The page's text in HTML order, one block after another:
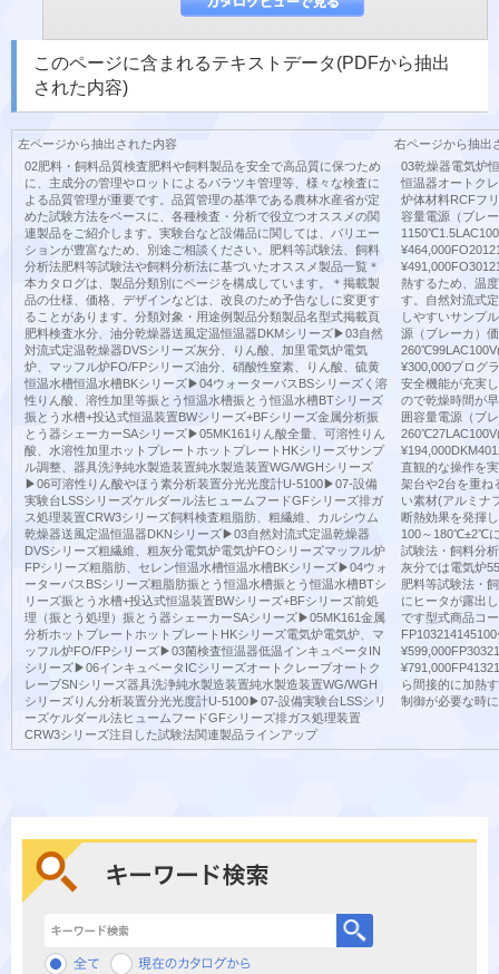
このページに含まれるテキストデータ(PDFから抽出
された内容)
左ページから抽出された内容
02肥料・飼料品質検査肥料や飼料製品を安全で高品質に保つため
に、主成分の管理やロットによるバラツキ管理等、様々な検査に
よる品質管理が重要です。品質管理の基準である農林水産省が定
めた試験方法をベースに、各種検査・分析で役立つオススメの関
連製品をご紹介します。実験台など設備品に関しては、バリエー
ションが豊富なため、別途ご相談ください。肥料等試験法、飼料
分析法肥料等試験法や飼料分析法に基づいたオススメ製品一覧＊
本カタログは、製品分類別にページを構成しています。＊掲載製
品の仕様、価格、デザインなどは、改良のため予告なしに変更す
ることがあります。分類対象・用途例製品分類製品名型式掲載頁
肥料検査水分、油分乾燥器送風定温恒温器DKMシリーズ▶03自然
対流式定温乾燥器DVSシリーズ灰分、りん酸、加里電気炉電気
炉、マッフル炉FO/FPシリーズ油分、硝酸性窒素、りん酸、硫黄
恒温水槽恒温水槽BKシリーズ▶04ウォーターバスBSシリーズく溶
性りん酸、溶性加里等振とう恒温水槽振とう恒温水槽BTシリーズ
振とう水槽+投込式恒温装置BWシリーズ+BFシリーズ金属分析振
とう器シェーカーSAシリーズ▶05MK161りん酸全量、可溶性りん
酸、水溶性加里ホットプレートホットプレートHKシリーズサンプ
ル調整、器具洗浄純水製造装置純水製造装置WG/WGHシリーズ
▶06可溶性りん酸やほう素分析装置分光光度計U-5100▶07-設備
実験台LSSシリーズケルダール法ヒュームフードGFシリーズ排ガ
ス処理装置CRW3シリーズ飼料検査粗脂肪、粗繊維、カルシウム
乾燥器送風定温恒温器DKNシリーズ▶03自然対流式定温乾燥器
DVSシリーズ粗繊維、粗灰分電気炉電気炉FOシリーズマッフル炉
FPシリーズ粗脂肪、セレン恒温水槽恒温水槽BKシリーズ▶04ウォ
ーターバスBSシリーズ粗脂肪振とう恒温水槽振とう恒温水槽BTシ
リーズ振とう水槽+投込式恒温装置BWシリーズ+BFシリーズ前処
理（振とう処理）振とう器シェーカーSAシリーズ▶05MK161金属
分析ホットプレートホットプレートHKシリーズ電気炉電気炉、マ
ッフル炉FO/FPシリーズ▶03菌検査恒温器低温インキュベータIN
シリーズ▶06インキュベータICシリーズオートクレーブオートク
レーブSNシリーズ器具洗浄純水製造装置純水製造装置WG/WGH
シリーズりん分析装置分光光度計U-5100▶07-設備実験台LSSシリ
ーズケルダール法ヒュームフードGFシリーズ排ガス処理装置
CRW3シリーズ注目した試験法関連製品ラインアップ
右ページから抽出
03乾燥器電気炉
恒温器オートク
炉体材料RCFフ
容量電源（ブレ
熱するため、温
す。自然対流式
しやすいサンプ
源（ブレーカ）
¥300,000プログ
安全機能が充実
ので乾燥時間が
囲容量電源（ブ
直観的な操作を
架台や2台を重ね
い素材(アルミナ
断熱効果を発揮
100～180℃±2℃
試験法・飼料分
灰分では電気炉
肥料等試験法・
にヒータが露出
です型式商品コ
ら間接的に加熱
制御が必要な時
キーワード検索